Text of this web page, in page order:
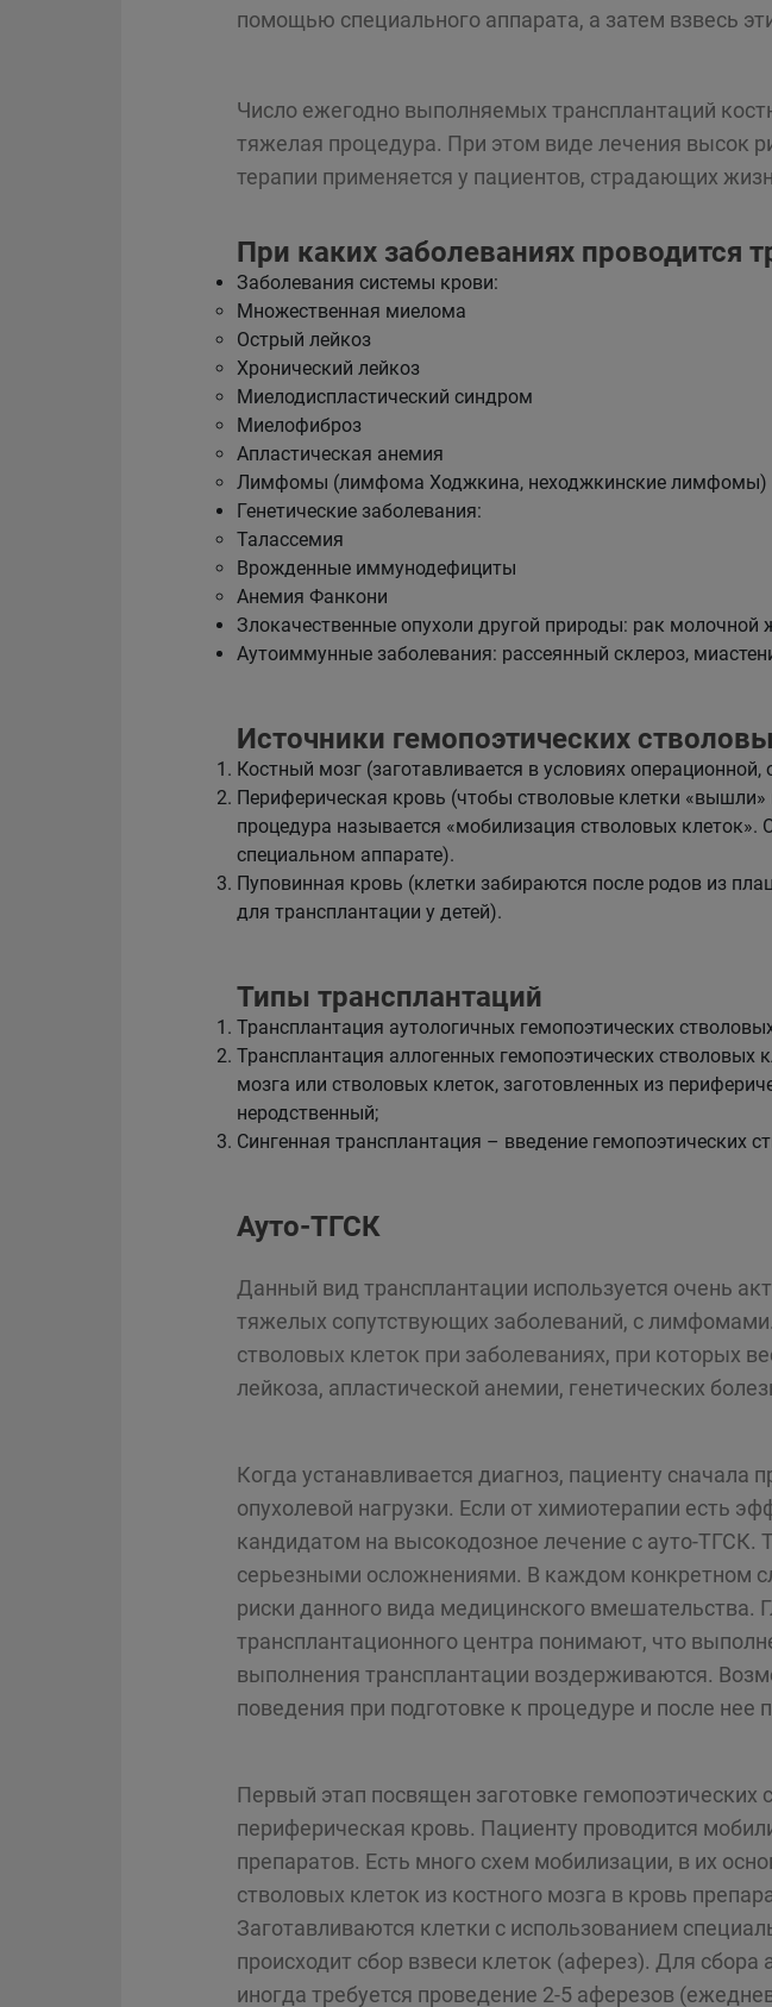
помощью специального аппарата, а затем взвесь
Число ежегодно выполняемых трансплантаций
тяжелая процедура. При этом виде лечения высок
терапии применяется у пациентов, страдающих
При каких заболеваниях проводится
Заболевания системы крови:
Множественная миелома
Острый лейкоз
Хронический лейкоз
Миелодиспластический синдром
Миелофиброз
Апластическая анемия
Лимфомы (лимфома Ходжкина, неходжкинские лимфомы)
Генетические заболевания:
Талассемия
Врожденные иммунодефициты
Анемия Фанкони
Злокачественные опухоли другой природы: рак
Аутоиммунные заболевания: рассеянный склероз,
Источники гемопоэтических
Костный мозг (заготавливается в условиях
Периферическая кровь (чтобы стволовые клетки
процедура называется «мобилизация стволовых клеток».
специальном аппарате).
Пуповинная кровь (клетки забираются после родов из
для трансплантации у детей).
Типы трансплантаций
Трансплантация аутологичных гемопоэтических
Трансплантация аллогенных гемопоэтических стволовых
мозга или стволовых клеток, заготовленных из
неродственный;
Сингенная трансплантация – введение гемопоэтических
Ауто-ТГСК
Данный вид трансплантации используется очень
тяжелых сопутствующих заболеваний, с
стволовых клеток при заболеваниях, при которых
лейкоза, апластической анемии, генетических
Когда устанавливается диагноз, пациенту
опухолевой нагрузки. Если от химиотерапии есть
кандидатом на высокодозное лечение с ауто-
серьезными осложнениями. В каждом конкретном
риски данного вида медицинского вмешательства.
трансплантационного центра понимают, что
выполнения трансплантации воздерживаются.
поведения при подготовке к процедуре и после
Первый этап посвящен заготовке гемопоэтических
периферическая кровь. Пациенту проводится
препаратов. Есть много схем мобилизации, в их
стволовых клеток из костного мозга в кровь
Заготавливаются клетки с использованием
происходит сбор взвеси клеток (аферез). Для сбора
иногда требуется проведение 2-5 аферезов